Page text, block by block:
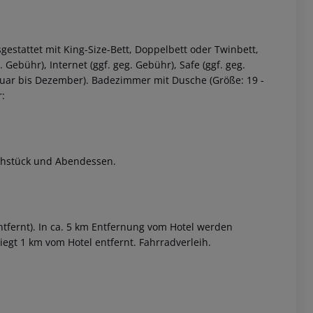
mit King-Size-Bett, Doppelbett oder Twinbett,
Internet (ggf. geg. Gebühr), Safe (ggf. geg.
bis Dezember). Badezimmer mit Dusche (Größe: 19 -
und Abendessen.
In ca. 5 km Entfernung vom Hotel werden
1 km vom Hotel entfernt. Fahrradverleih.